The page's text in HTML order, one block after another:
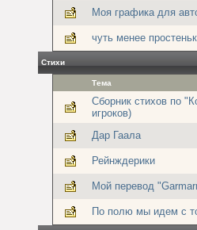
Моя графика для
чуть менее
Стихи
Тема
Сборник стихов по
игроков)
Дар Гаала
Рейнждерики
Мой перевод
По полю мы идем с